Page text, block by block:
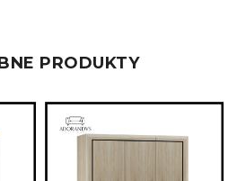
PRODUKTY